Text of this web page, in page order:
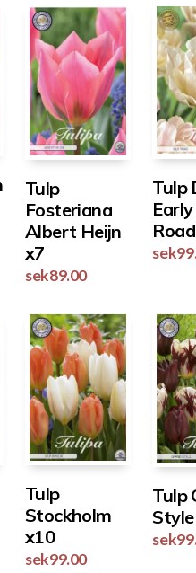
Tulp
Fosteriana
Albert Heijn
x7
sek89.00
Tulp
sek
Tulp
Stockholm
x10
sek99.00
Tulp
sek